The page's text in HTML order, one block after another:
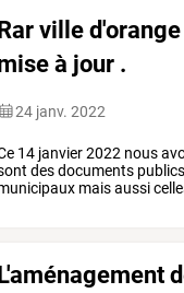
ville
à jour .
24 janv. 2022
14 janvier2022 nous
desdocuments publics
maisaussi